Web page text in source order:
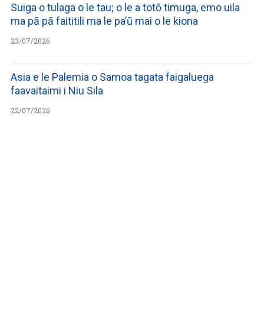
Suiga o tulaga o le tau; o le a totō timuga, emo uila
ma pā pā faititili ma le pa’ū mai o le kiona
23/07/2026
Asia e le Palemia o Samoa tagata faigaluega
faavaitaimi i Niu Sila
22/07/2026